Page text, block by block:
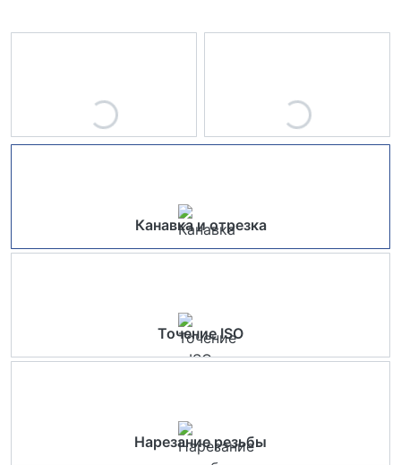
Канавка и отрезка
Точение ISO
Нарезание резьбы